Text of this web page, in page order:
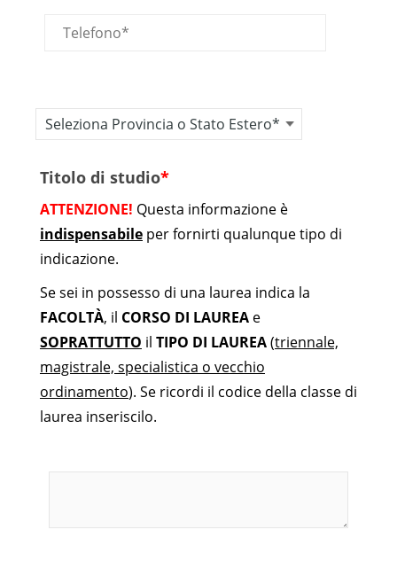
Titolo di studio*
ATTENZIONE! Questa informazione è
indispensabile per fornirti qualunque tipo di
indicazione.
Se sei in possesso di una laurea indica la
FACOLTÀ, il CORSO DI LAUREA e
SOPRATTUTTO il TIPO DI LAUREA(triennale,
magistrale, specialistica o vecchio
ordinamento). Se ricordi il codice della classe di
laurea inseriscilo.